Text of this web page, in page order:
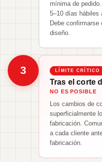
mínima de
5–10 días hábiles
Debe confirmarse
diseño.
3 LÍMITE CRÍTICO
Tras el corte
NO ES POSIBLE
Los cambios de
superficialmente
fabricación.
a cada cliente
fabricación.